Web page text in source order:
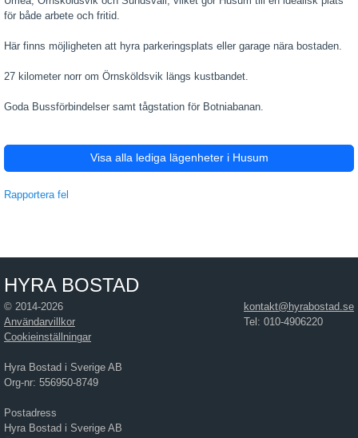
för både arbete och fritid.
Här finns möjligheten att hyra parkeringsplats eller garage nära bostaden.
27 kilometer norr om Örnsköldsvik längs kustbandet.
Goda Bussförbindelser samt tågstation för Botniabanan.
Visa alla lediga lägenheter i Husum
Rapportera fel
HYRA BOSTAD
kontakt@hyrabostad.se
Tel: 010-4906220
© 2014-2026
Användarvillkor
Cookieinställningar
Hyra Bostad i Sverige AB
Org-nr: 556950-8749
Postadress
Hyra Bostad i Sverige AB